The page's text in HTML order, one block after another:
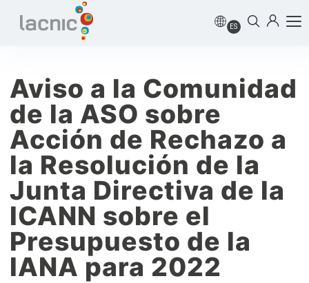
ES
Aviso a la Comunidad
de la ASO sobre
Acción de Rechazo a
la Resolución de la
Junta Directiva de la
ICANN sobre el
Presupuesto de la
IANA para 2022